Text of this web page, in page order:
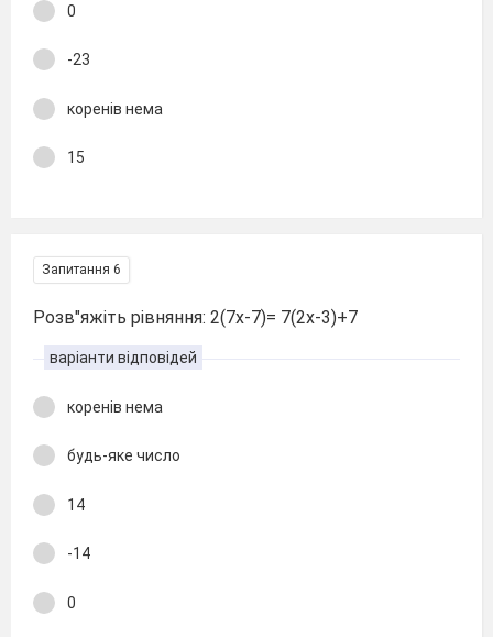
0
-23
коренів нема
15
Запитання 6
Розв"яжіть рівняння: 2(7х-7)= 7(2х-3)+7
варіанти відповідей
коренів нема
будь-яке число
14
-14
0